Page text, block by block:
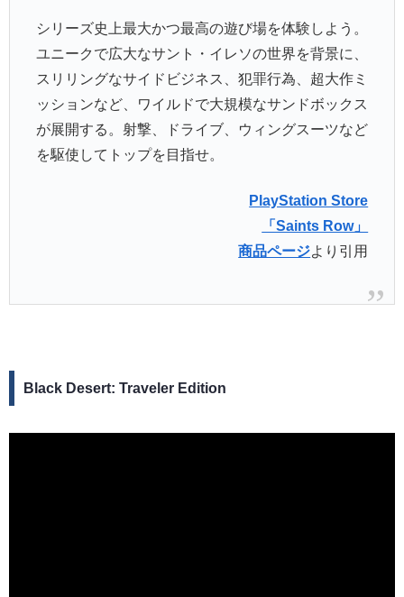
シリーズ史上最大かつ最高の遊び場を体験しよう。
ユニークで広大なサント・イレソの世界を背景に、
スリリングなサイドビジネス、犯罪行為、超大作ミ
ッションなど、ワイルドで大規模なサンドボックス
が展開する。射撃、ドライブ、ウィングスーツなど
を駆使してトップを目指せ。
PlayStation Store
「Saints Row」
商品ページより引用
Black Desert: Traveler Edition